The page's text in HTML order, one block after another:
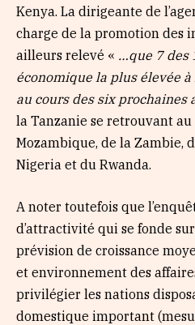
Kenya. La dirigeante de
charge de la promotion des
ailleurs relevé « …que 7 des
économique la plus élevée
au cours des six prochaines
la Tanzanie se retrouvant
Mozambique, de la Zambie,
Nigeria et du Rwanda.
A noter toutefois que
d’attractivité qui se fonde
prévision de croissance
et environnement des
privilégier les nations
domestique important